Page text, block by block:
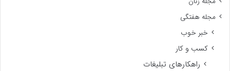
مجله هفتگی
خبر خوب
کسب و کار
راهکارهای تبلیغات